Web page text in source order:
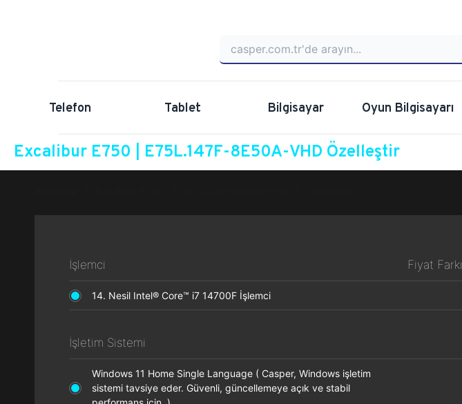
Telefon Tablet Bilgisayar Oyun Bilgisayarı
Excalibur E750 | E75L.147F-8E50A-VHD Özelleştir
İşlemci Fiyat Farkı
14. Nesil Intel® Core™ i7 14700F İşlemci
İşletim Sistemi
Windows 11 Home Single Language ( Casper, Windows işletim
sistemi tavsiye eder. Güvenli, güncellemeye açık ve stabil